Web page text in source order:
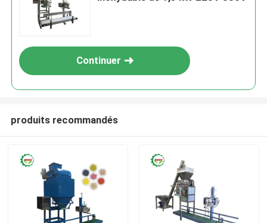
Continuer
produits recommandés